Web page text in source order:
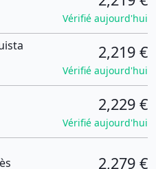
Vérifié aujourd'hui
2,219 €
Vérifié aujourd'hui
2,229 €
Vérifié aujourd'hui
2,279 €